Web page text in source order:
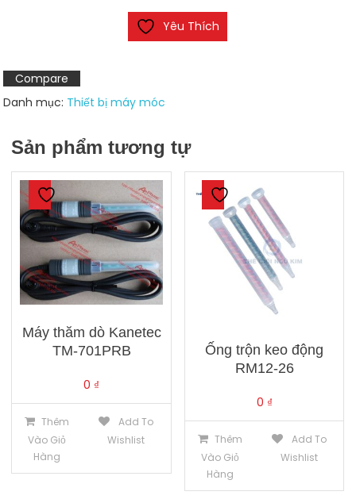
M1H-
2X3-
GLS-
số
lượng
Yêu Thích
Compare
Danh mục: Thiết bị máy móc
Sản phẩm tương tự
Máy thăm dò Kanetec
TM-701PRB
0 ₫
Thêm
Vào Giỏ
Hàng
Add To
Wishlist
Ống trộn keo động
RM12-26
0 ₫
Thêm
Vào Giỏ
Hàng
Add To
Wishlist